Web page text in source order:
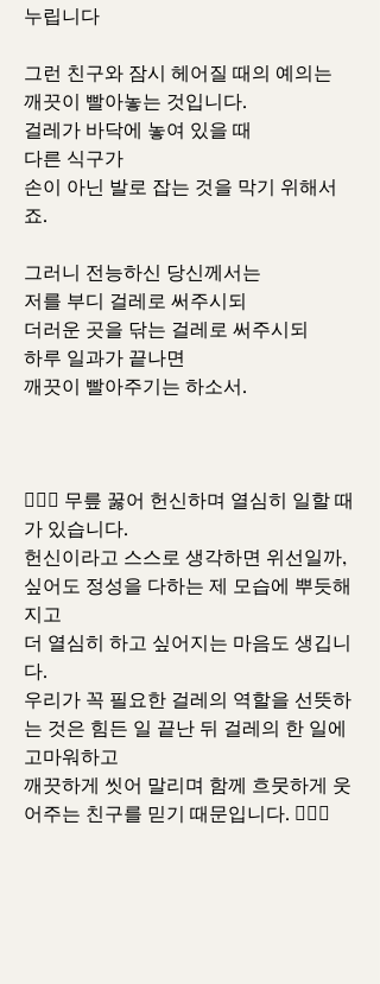
누립니다
그런 친구와 잠시 헤어질 때의 예의는
깨끗이 빨아놓는 것입니다.
걸레가 바닥에 놓여 있을 때
다른 식구가
손이 아닌 발로 잡는 것을 막기 위해서
죠.
그러니 전능하신 당신께서는
저를 부디 걸레로 써주시되
더러운 곳을 닦는 걸레로 써주시되
하루 일과가 끝나면
깨끗이 빨아주기는 하소서.
👩‍❤️‍👩 무릎 꿇어 헌신하며 열심히 일할 때
가 있습니다.
헌신이라고 스스로 생각하면 위선일까,
싶어도 정성을 다하는 제 모습에 뿌듯해
지고
더 열심히 하고 싶어지는 마음도 생깁니
다.
우리가 꼭 필요한 걸레의 역할을 선뜻하
는 것은 힘든 일 끝난 뒤 걸레의 한 일에
고마워하고
깨끗하게 씻어 말리며 함께 흐뭇하게 웃
어주는 친구를 믿기 때문입니다. 👩‍❤️‍👩